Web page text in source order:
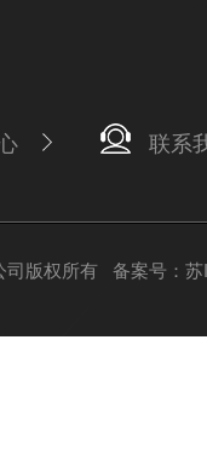
联系
司版权所有 备案号：